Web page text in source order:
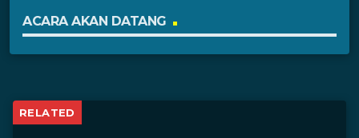
ACARA AKAN DATANG
RELATED